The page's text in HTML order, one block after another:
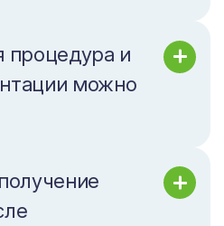
процедура и
можно